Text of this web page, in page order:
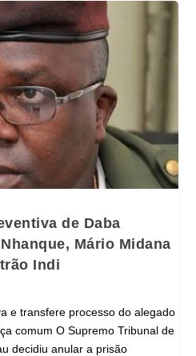
de Daba
Mário Midana
Indi
e transfere processo do alegado
comum O Supremo Tribunal de
decidiu anular a prisão